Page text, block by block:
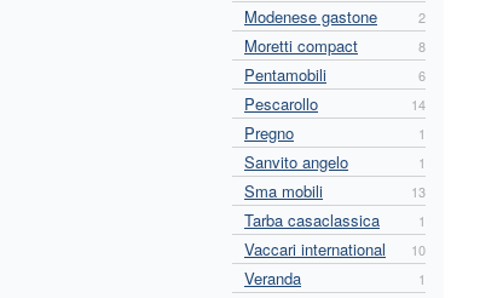
Modenese gastone 2
Moretti compact 8
Pentamobili 6
Pescarollo 14
Pregno 1
Sanvito angelo 1
Sma mobili 13
Tarba casaclassica 1
Vaccari international 10
Veranda 1